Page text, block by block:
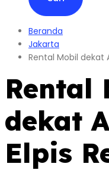
Beranda
Jakarta
Rental Mobil dekat
Rental
dekat
Elpis